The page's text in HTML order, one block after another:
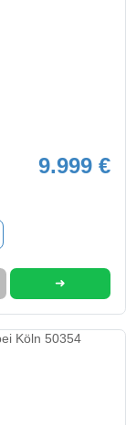
9.999 €
➜